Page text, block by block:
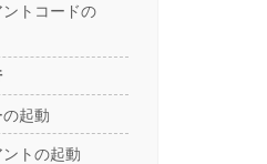
トコードの
起動
トの起動